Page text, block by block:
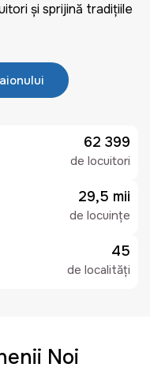
și sprijină tradițiile
62 399
de locuitori
29,5 mii
de locuințe
45
de localități
Noi